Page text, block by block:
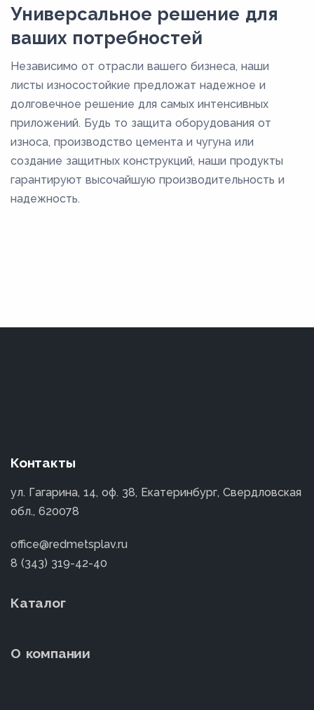
Универсальное решение для
ваших потребностей
Независимо от отрасли вашего бизнеса, наши
листы износостойкие предложат надежное и
долговечное решение для самых интенсивных
приложений. Будь то защита оборудования от
износа, производство цемента и чугуна или
создание защитных конструкций, наши продукты
гарантируют высочайшую производительность и
надежность.
Контакты
ул. Гагарина, 14, оф. 38, Екатеринбург, Свердловская
обл., 620078
office@redmetsplav.ru
8 (343) 319-42-40
Каталог
О компании